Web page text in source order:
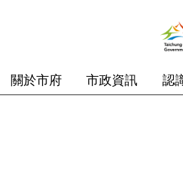
關於市府 市政資訊 認